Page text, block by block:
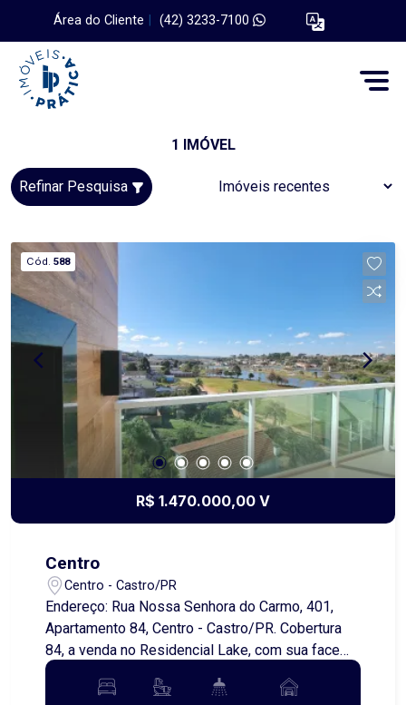
Área do Cliente (42) 3233-7100
1 IMÓVEL
Refinar Pesquisa
Cód. 588
R$ 1.470.000,00 V
Centro
Centro - Castro/PR
Endereço: Rua Nossa Senhora do Carmo, 401,
Apartamento 84, Centro - Castro/PR. Cobertura
84, a venda no Residencial Lake, com sua face
voltada o Norte, pegando um pouco da face
Leste, conferindo excelente insolação e